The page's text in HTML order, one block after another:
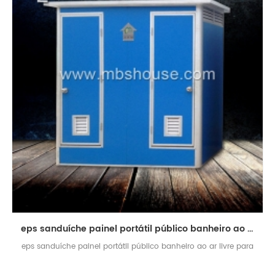
eps sanduíche painel portátil público banheiro ao ar livre para venda
eps sanduíche painel portátil público banheiro ao ar livre para